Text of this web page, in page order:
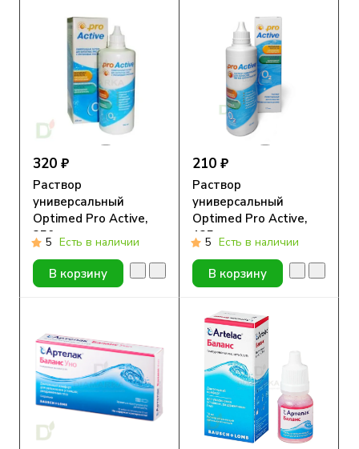
320 ₽
Раствор
универсальный
Optimed Pro Active,
250 мл
5 Есть в наличии
В корзину
210 ₽
Раствор
универсальный
Optimed Pro Active,
125 мл
5 Есть в наличии
В корзину